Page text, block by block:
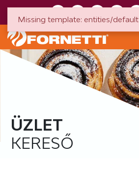
ÜZLET
KERESŐ
Missing template: entities/default